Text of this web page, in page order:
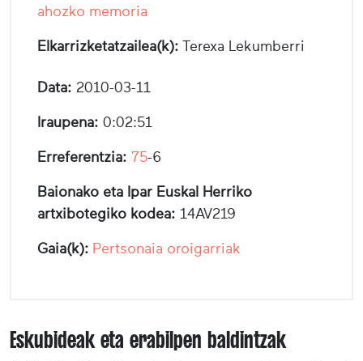
ahozko memoria
Elkarrizketatzailea(k): Terexa Lekumberri
Data: 2010-03-11
Iraupena: 0:02:51
Erreferentzia: 75-6
Baionako eta Ipar Euskal Herriko
artxibotegiko kodea: 14AV219
Gaia(k): Pertsonaia oroigarriak
Eskubideak eta erabilpen baldintzak